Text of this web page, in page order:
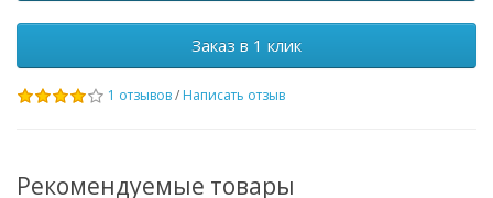
Заказ в 1 клик
1 отзывов/ Написать отзыв
Рекомендуемые товары